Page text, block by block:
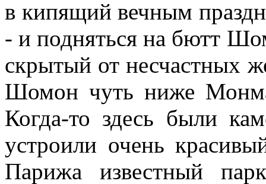
в кипящий вечным
- и подняться на бютт
скрытый от несчастных
Шомон чуть ниже
Когда-то здесь были
устроили очень
Парижа известный